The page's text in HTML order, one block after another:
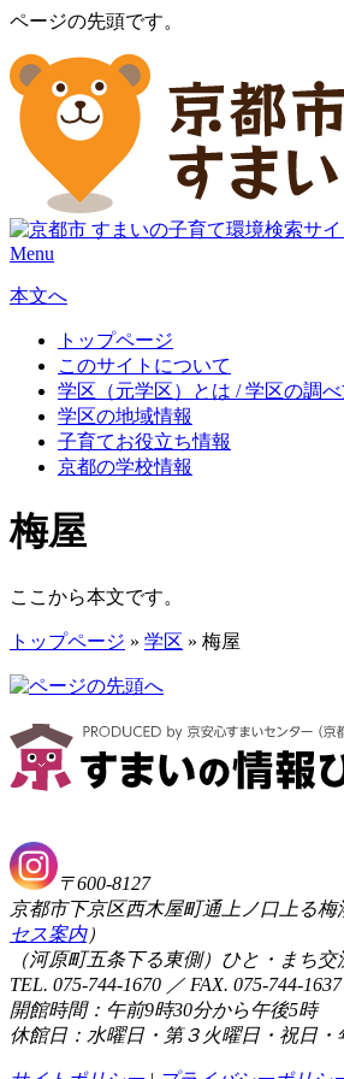
ページの先頭です。
Menu
本文へ
トップページ
このサイトについて
学区（元学区）とは / 学区の調
学区の地域情報
子育てお役立ち情報
京都の学校情報
梅屋
ここから本文です。
トップページ » 学区 » 梅屋
〒600-8127
京都市下京区西木屋町通上ノ口上る梅
セス案内）
（河原町五条下る東側）ひと・ま
TEL. 075-744-1670 ／ FAX. 075-744-1637
開館時間：午前9時30分から午後5時
休館日：水曜日・第３火曜日・祝日・